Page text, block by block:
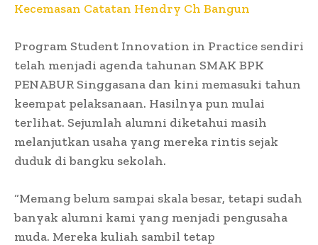
Kecemasan Catatan Hendry Ch Bangun
Program Student Innovation in Practice sendiri
telah menjadi agenda tahunan SMAK BPK
PENABUR Singgasana dan kini memasuki tahun
keempat pelaksanaan. Hasilnya pun mulai
terlihat. Sejumlah alumni diketahui masih
melanjutkan usaha yang mereka rintis sejak
duduk di bangku sekolah.
“Memang belum sampai skala besar, tetapi sudah
banyak alumni kami yang menjadi pengusaha
muda. Mereka kuliah sambil tetap